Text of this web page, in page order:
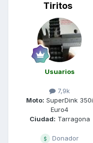
Tiritos
Usuarios
7,9k
Moto: SuperDink 350i
Euro4
Ciudad: Tarragona
Donador